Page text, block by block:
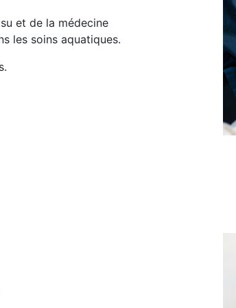
et de la médecine
les soins aquatiques.